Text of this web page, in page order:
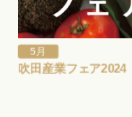
5月
吹田産業フェア2024